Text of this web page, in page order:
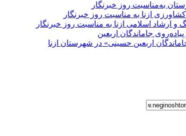
به‌مناسبت روز خبرنگار
کشاورزی ازنا به مناسبت روز خبرنگار
و ارشاد اسلامی ازنا به مناسبت روز خبرنگار
جاماندگان اربعین
اربعین حسینی» در شهرستان ازنا